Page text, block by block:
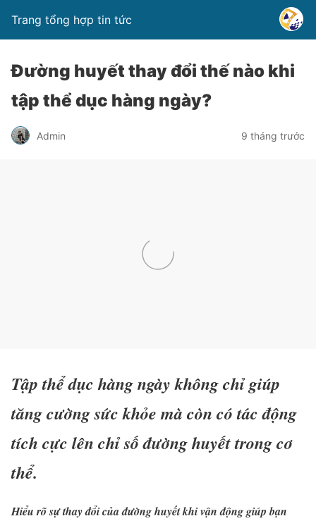
Trang tổng hợp tin tức
Đường huyết thay đổi thế nào khi
tập thể dục hàng ngày?
Admin 9 tháng trước
Tập thể dục hàng ngày không chỉ giúp
tăng cường sức khỏe mà còn có tác động
tích cực lên chỉ số đường huyết trong cơ
thể.
Hiểu rõ sự thay đổi của đường huyết khi vận động giúp bạn